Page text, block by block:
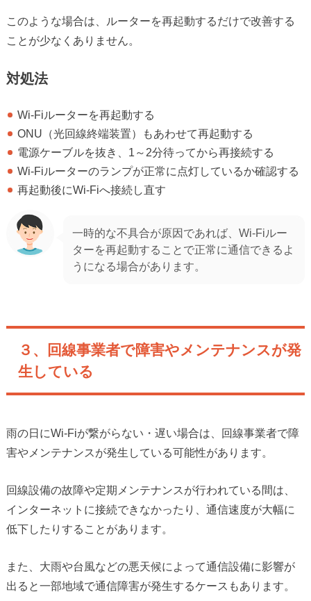
このような場合は、ルーターを再起動するだけで改善する
ことが少なくありません。
対処法
Wi-Fiルーターを再起動する
ONU（光回線終端装置）もあわせて再起動する
電源ケーブルを抜き、1～2分待ってから再接続する
Wi-Fiルーターのランプが正常に点灯しているか確認する
再起動後にWi-Fiへ接続し直す
一時的な不具合が原因であれば、Wi-Fiルー
ターを再起動することで正常に通信できるよ
うになる場合があります。
３、回線事業者で障害やメンテナンスが発
生している
雨の日にWi-Fiが繋がらない・遅い場合は、回線事業者で障
害やメンテナンスが発生している可能性があります。
回線設備の故障や定期メンテナンスが行われている間は、
インターネットに接続できなかったり、通信速度が大幅に
低下したりすることがあります。
また、大雨や台風などの悪天候によって通信設備に影響が
出ると一部地域で通信障害が発生するケースもあります。